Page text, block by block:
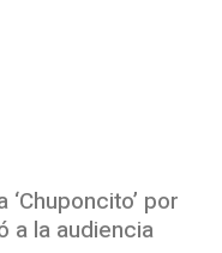
por
a la audiencia